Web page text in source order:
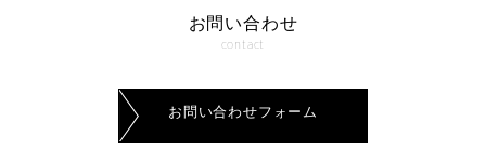
お問い合わせ
contact
お問い合わせフォーム